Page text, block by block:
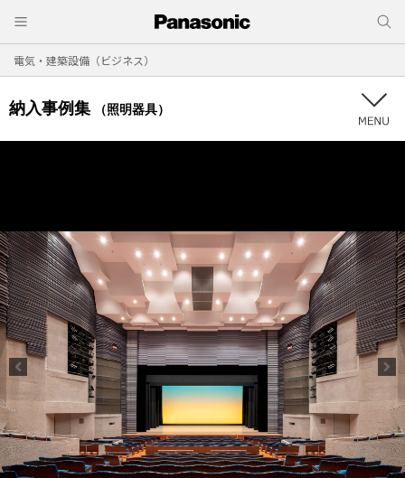
電気・建築設備（ビジネス）
納入事例集 （照明器具）